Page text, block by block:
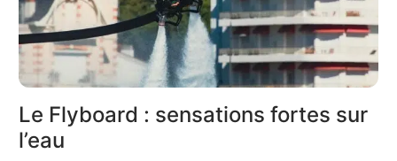
Le Flyboard : sensations fortes sur
l’eau